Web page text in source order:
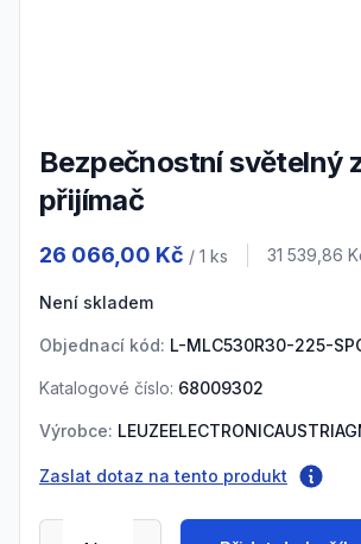
Bezpečnostní světelný závěs,
přijímač
26 066,00 Kč / 1 ks Cena s
31 539,86
Není skladem
Objednací kód: L-MLC530R30-225-
Katalogové číslo: 68009302
Výrobce:
Zaslat dotaz na tento produkt